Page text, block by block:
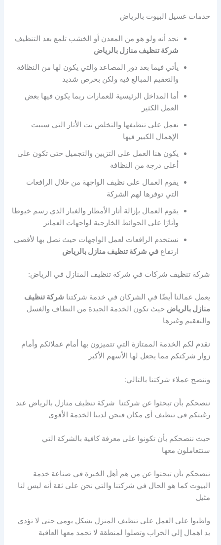
خدمات غسيل البيوت بالرياض
نجد أنه ولو هو من المعدن أو الخشب تلمع بعد التنظيف
شركة تنظيف منازل بالرياض
يأتي فيما بعد دور المصاعد والتي يكون لها من النظافة
والتعقيم المبالغ فيه ولكن بحرص شديد
أما المداخل الرئيسية للعمارات ربما يكون فيها بعض
العمل الكثير
نعمل على تنظيفها والتخلص نت الأثار التي سببت
الإهمال الكبير فيها
يكون هنا العمل على التزيين والتجميل حتى تكون على
أعلى درجة من النظافة
يقوم العمال على نظيف الواجهة من خلال الرافعات
التي توفرها لهم الشركة
يقوم العمال بإزالة أثار الأمطار والغبار الذي رسم خيوطا
وأثارًا على الحوائط الخارجية لواجهات العمائر
نستخدم الرافعات لعمل الواجهات حيث نصل بها لأقصى
ارتفاعفي شركة تنظيف منازل بالرياض
شركة تنظيف شركات في شركة تنظيف المنازل في الرياض:
يعمل عمالنا أيضًا في الشركان في خدمة شركتنا شركة تنظيف
منازل بالرياض حيث تكون الخدمة الجيدة من النظاف والغسل
والتعقيم وغيرها
نقدم لكم الخدمة الممتازة التي تتميزون بها أمام عملائكم وأمام
زوار شركتكم مما يجعل لها الأسهم الأكبر
وننصح عملاء شركتنا بالتالي:
ننصحكم بأن تبحثوا عن شركتنا شركة تنظيف منازل بالرياض عند
رغبتكم في تنظيف أي مكان فنحن لدينا الخدمة الأقوى
حيث ننصحكم بأن تكونوا على معرفة كافية بالشركة التي
ستتعاملون معها
ننصحكم بأن تبحثوا عن من هم أهل الخبرة في صناعة خدمة
البيوت كما هو الحال في شركتنا والتي نحن على ثقة أنه ليس لنا
مثيل
واظبوا على العمل على تنظيف المنزل بشكل يومي حتى لا تؤدي
يد اهمال إلي الخراب وتصلوا لمنطقة لا تحمد معها العاقبة